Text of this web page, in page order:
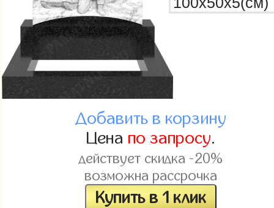
Добавить в корзину
Цена по запросу.
действует скидка -20%
возможна рассрочка
Купить в 1 клик